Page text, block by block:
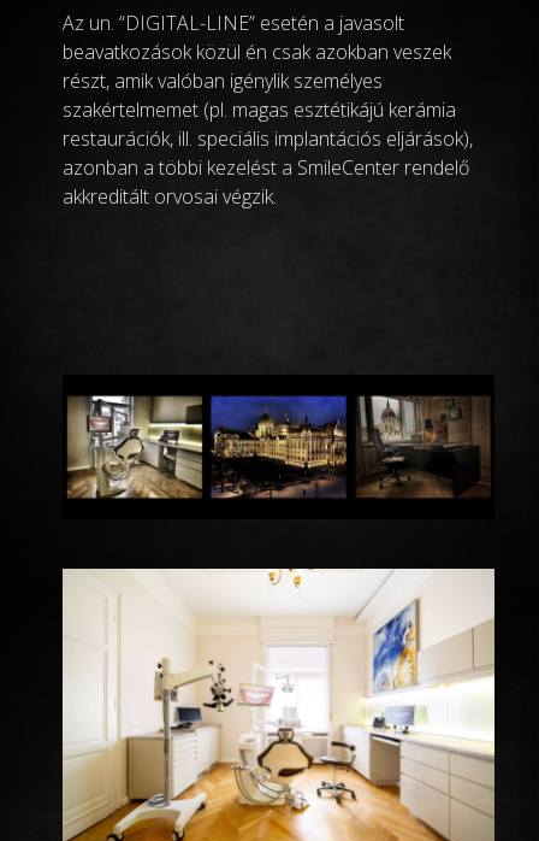
Az un. “DIGITAL-LINE” esetén a javasolt
beavatkozások közül én csak azokban veszek
részt, amik valóban igénylik személyes
szakértelmemet (pl. magas esztétikájú kerámia
restaurációk, ill. speciális implantációs eljárások),
azonban a többi kezelést a SmileCenter rendelő
akkreditált orvosai végzik.